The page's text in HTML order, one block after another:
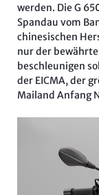
werden. Die G
Spandau vom
chinesischen
nur der
beschleunigen
der EICMA, der
Mailand Anfang